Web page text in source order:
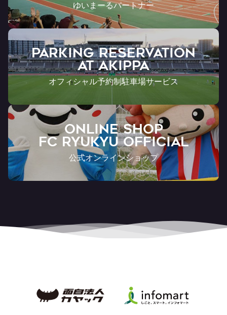
ゆいまーるパートナー
PARKING RESERVATION
AT Akippa
オフィシャル予約制駐車場サービス
ONLINE SHOP
FC RYUKYU OFFICIAL
公式オンラインショップ